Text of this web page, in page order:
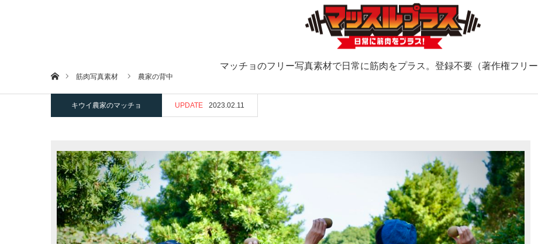
マッチョのフリー写真素材で日常に筋肉をプラス。登録不要（著作権フリー
ホーム筋肉写真素材 農家の背中
キウイ農家のマッチョ UPDATE 2023.02.11